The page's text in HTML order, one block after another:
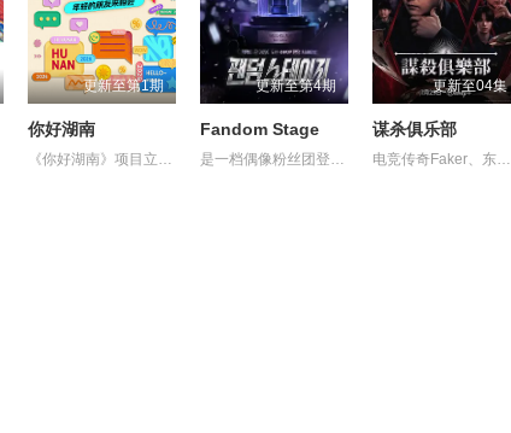
更新至第1期
你好湖南
《你好湖南》项目立足就业、创业、生活、成长四大维度，用接地气的方式解读“年轻人友好省份”。由芒果新生主持，以“建群加好友”搭建沟通桥梁，以通俗提问挖掘真实故事，以主持人手持设备为第一视角，贴身捕捉真实情感，打造沉浸式观感，呈现个体打拼、城市温暖、青年群像等多元内容。
更新至第4期
Fandom Stage
是一档偶像粉丝团登台竞技的节目。据悉，GOD、BigBang、SHINee、EXO、TWICE、MONSTA X 和 SEVENTEEN 等组合的粉丝俱乐部都将会参加。
更新至04集
谋杀俱乐部
电竞传奇Faker、东方神起的最强昌珉、TXT的杋圭等神级阵容破天荒集结，同场大玩推理游戏！面对真真假假的线索和无处不在的心理博弈，究竟谁能揭开真相？